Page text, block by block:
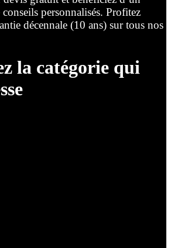
personnalisés. Profitez
décennale (10 ans) sur tous nos
la catégorie qui